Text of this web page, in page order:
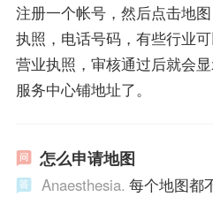
注册一个帐号，然后点击地
执照，电话号码，有些行业
营业执照，审核通过后就会
服务中心铺地址了。
怎么申请地图
Anaesthesia. 每个地图都